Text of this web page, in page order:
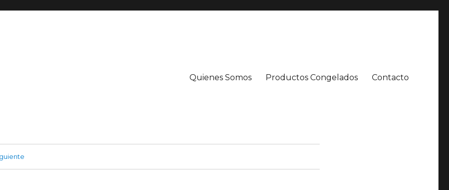
Quienes Somos Productos Congelados Contacto